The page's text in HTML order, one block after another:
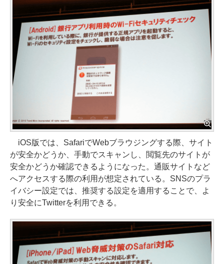
iOS版では、SafariでWebブラウジングする際、サイト
が安全かどうか、手動でスキャンし、閲覧先のサイトが
安全かどうか確認できるようになった。通販サイトなど
へアクセスする際の利用が想定されている。SNSのプラ
イバシー設定では、推奨する設定を適用することで、よ
り安全にTwitterを利用できる。